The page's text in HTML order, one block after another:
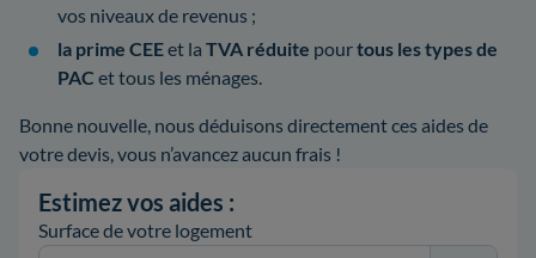
vos niveaux de revenus ;
la prime CEEet la TVA réduite pourtous les types de
PAC et tous les ménages.
Bonne nouvelle, nous déduisons directement ces aides de
votre devis, vous n’avancez aucun frais !
Estimez vos aides :
Surface de votre logement